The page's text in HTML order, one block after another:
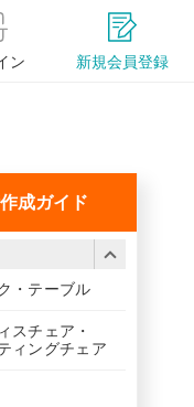
ン 新規会員登録
成ガイド
・テーブル
スチェア・
ィングチェア